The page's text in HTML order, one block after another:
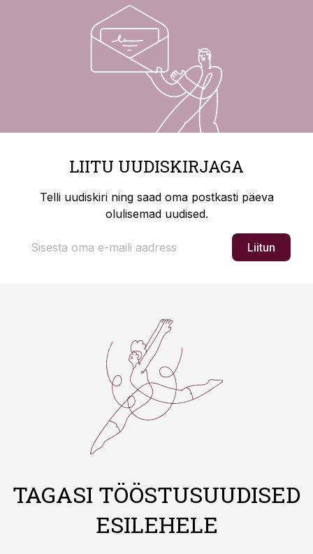
LIITU UUDISKIRJAGA
Telli uudiskiri ning saad oma postkasti päeva
olulisemad uudised.
Liitun
TAGASI TÖÖSTUSUUDISED
ESILEHELE